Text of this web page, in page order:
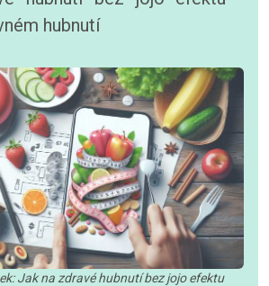
hubnutí
Jak na zdravé hubnutí bez jojo efektu